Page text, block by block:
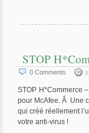
STOP
0 Comments
STOP H*Commerce
pour McAfee. Â Une
qui créé réellement
votre anti-virus !